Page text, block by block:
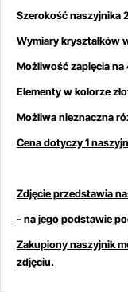
Szerokość naszyjnika
Wymiary kryształków
Możliwość zapięcia na
Elementy w kolorze
Możliwa nieznaczna
Cena dotyczy 1
Zdjęcie przedstawia
- na jego podstawie
Zakupiony naszyjnik
zdjęciu.